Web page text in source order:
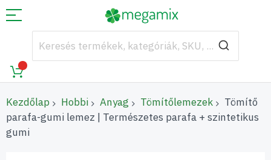
Kezdőlap Hobbi Anyag Tömítőlemezek
Tömítő
parafa-gumi lemez | Természetes parafa + szintetikus
gumi